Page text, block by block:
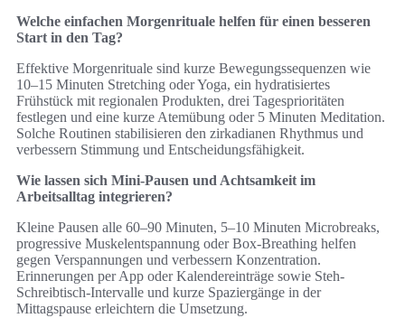
Welche einfachen Morgenrituale helfen für einen besseren
Start in den Tag?
Effektive Morgenrituale sind kurze Bewegungssequenzen wie
10–15 Minuten Stretching oder Yoga, ein hydratisiertes
Frühstück mit regionalen Produkten, drei Tagesprioritäten
festlegen und eine kurze Atemübung oder 5 Minuten Meditation.
Solche Routinen stabilisieren den zirkadianen Rhythmus und
verbessern Stimmung und Entscheidungsfähigkeit.
Wie lassen sich Mini-Pausen und Achtsamkeit im
Arbeitsalltag integrieren?
Kleine Pausen alle 60–90 Minuten, 5–10 Minuten Microbreaks,
progressive Muskelentspannung oder Box-Breathing helfen
gegen Verspannungen und verbessern Konzentration.
Erinnerungen per App oder Kalendereinträge sowie Steh-
Schreibtisch-Intervalle und kurze Spaziergänge in der
Mittagspause erleichtern die Umsetzung.